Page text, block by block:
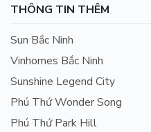
THÔNG TIN THÊM
Sun Bắc Ninh
Vinhomes Bắc Ninh
Sunshine Legend City
Phú Thứ Wonder Song
Phú Thứ Park Hill